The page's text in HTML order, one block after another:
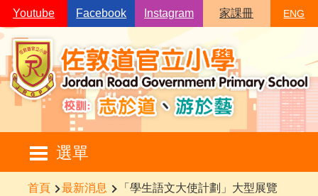
移至主內容
Youtube Facebook Instagram 家課冊 ENG
選單
Main
navigation
導
首頁 最新消息 「學生語文大使計劃」大型展覽